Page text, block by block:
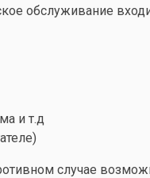
обслуживание
и т.д
случае